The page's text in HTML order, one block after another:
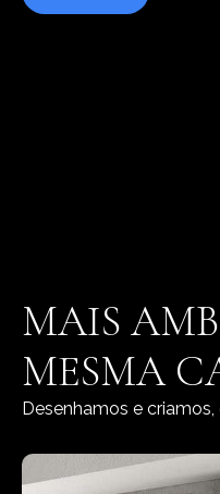
MAIS
MESMA
Desenhamos e